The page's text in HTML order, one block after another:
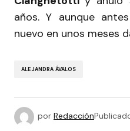
años. Y aunque
nuevo en unos meses
ALEJANDRA ÁVALOS
por Redacción